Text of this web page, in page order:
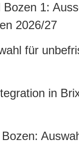
1:
2026/27
für
in